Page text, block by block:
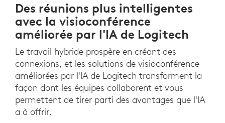
Des réunions plus intelligentes
avec la visioconférence
améliorée par l'IA de Logitech
Le travail hybride prospère en créant des
connexions, et les solutions de visioconférence
améliorées par l'IA de Logitech transforment la
façon dont les équipes collaborent et vous
permettent de tirer parti des avantages que l'IA
a à offrir.